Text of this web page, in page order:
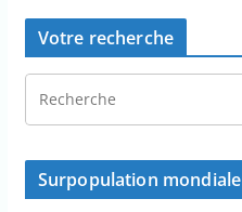
Votre recherche
Surpopulation mondiale